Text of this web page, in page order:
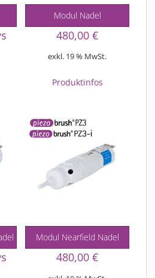
Modul Nadel
480,00€
exkl. 19 % MwSt.
Produktinfos
Modul Nearfield Nadel
480,00€